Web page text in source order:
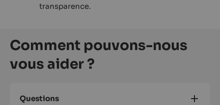
transparence.
Comment pouvons-nous
vous aider ?
Questions